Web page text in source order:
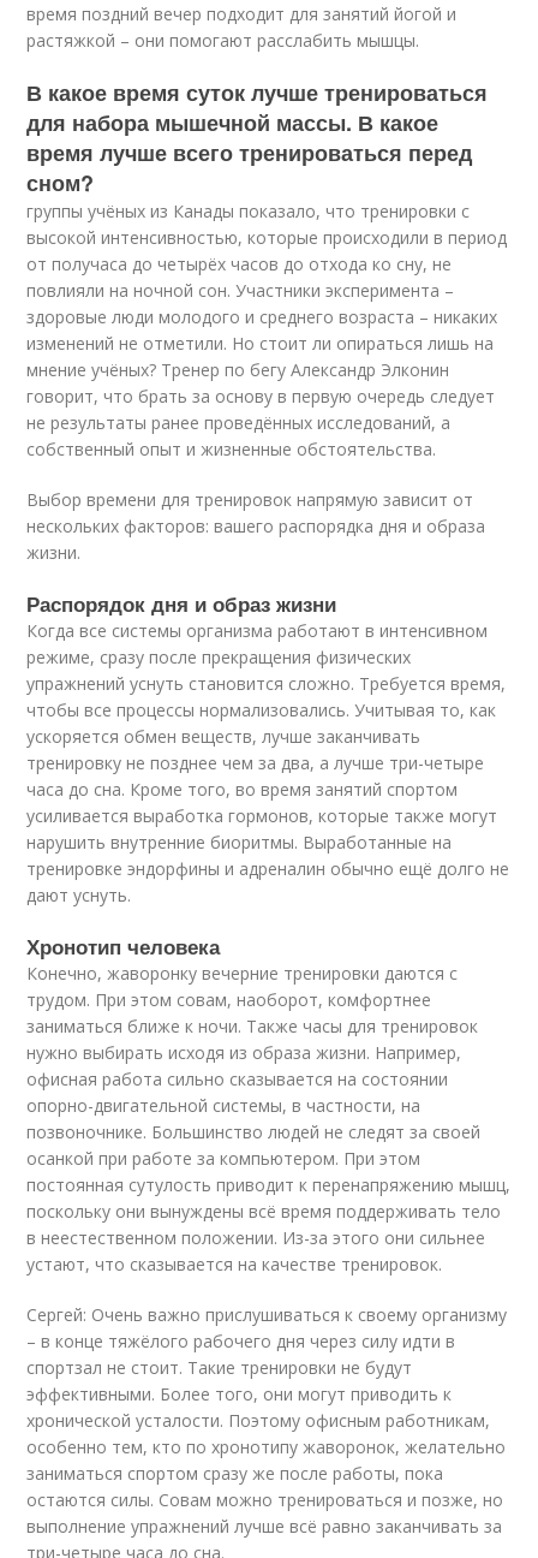
время поздний вечер подходит для занятий йогой и
растяжкой – они помогают расслабить мышцы.
В какое время суток лучше тренироваться
для набора мышечной массы. В какое
время лучше всего тренироваться перед
сном?
группы учёных из Канады показало, что тренировки с
высокой интенсивностью, которые происходили в период
от получаса до четырёх часов до отхода ко сну, не
повлияли на ночной сон. Участники эксперимента –
здоровые люди молодого и среднего возраста – никаких
изменений не отметили. Но стоит ли опираться лишь на
мнение учёных? Тренер по бегу Александр Элконин
говорит, что брать за основу в первую очередь следует
не результаты ранее проведённых исследований, а
собственный опыт и жизненные обстоятельства.
Выбор времени для тренировок напрямую зависит от
нескольких факторов: вашего распорядка дня и образа
жизни.
Распорядок дня и образ жизни
Когда все системы организма работают в интенсивном
режиме, сразу после прекращения физических
упражнений уснуть становится сложно. Требуется время,
чтобы все процессы нормализовались. Учитывая то, как
ускоряется обмен веществ, лучше заканчивать
тренировку не позднее чем за два, а лучше три-четыре
часа до сна. Кроме того, во время занятий спортом
усиливается выработка гормонов, которые также могут
нарушить внутренние биоритмы. Выработанные на
тренировке эндорфины и адреналин обычно ещё долго не
дают уснуть.
Хронотип человека
Конечно, жаворонку вечерние тренировки даются с
трудом. При этом совам, наоборот, комфортнее
заниматься ближе к ночи. Также часы для тренировок
нужно выбирать исходя из образа жизни. Например,
офисная работа сильно сказывается на состоянии
опорно-двигательной системы, в частности, на
позвоночнике. Большинство людей не следят за своей
осанкой при работе за компьютером. При этом
постоянная сутулость приводит к перенапряжению мышц,
поскольку они вынуждены всё время поддерживать тело
в неестественном положении. Из-за этого они сильнее
устают, что сказывается на качестве тренировок.
Сергей: Очень важно прислушиваться к своему организму
– в конце тяжёлого рабочего дня через силу идти в
спортзал не стоит. Такие тренировки не будут
эффективными. Более того, они могут приводить к
хронической усталости. Поэтому офисным работникам,
особенно тем, кто по хронотипу жаворонок, желательно
заниматься спортом сразу же после работы, пока
остаются силы. Совам можно тренироваться и позже, но
выполнение упражнений лучше всё равно заканчивать за
три-четыре часа до сна.